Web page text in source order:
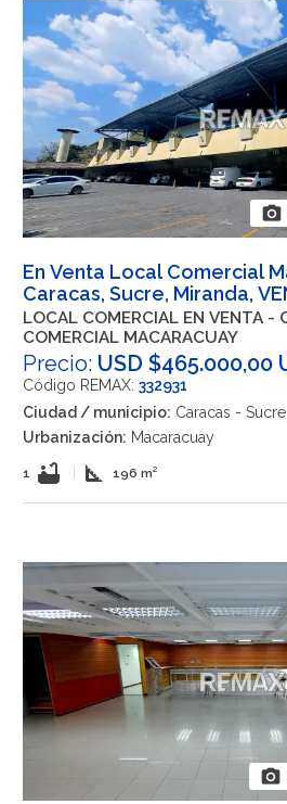
photo_camera
En Venta Local Comercial
Caracas, Sucre, Miranda,
LOCAL COMERCIAL EN VENTA - CENTRO
COMERCIAL MACARACUAY
Precio: USD $465.000,00
Código REMAX: 332931
Ciudad / municipio: Caracas - Sucre
Urbanización: Macaracuay
1 bathtub square_foot 196 m²
photo_camera